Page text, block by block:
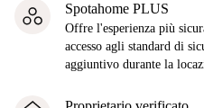
Spotahome PLUS
Offre l'esperienza più
accesso agli standard di
aggiuntivo durante la